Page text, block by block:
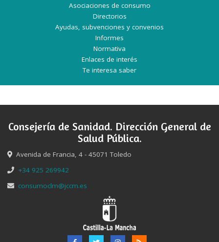
Asociaciones de consumo
Directorios
Ayudas, subvenciones y convenios
Informes
Normativa
Enlaces de interés
Te interesa saber
Consejería de Sanidad. Dirección General de
Salud Pública.
Avenida de Francia, 4 - 45071 Toledo
+34 925 269942
consumoclm@jccm.es